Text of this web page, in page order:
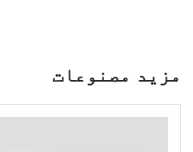
مزید مصنوعات